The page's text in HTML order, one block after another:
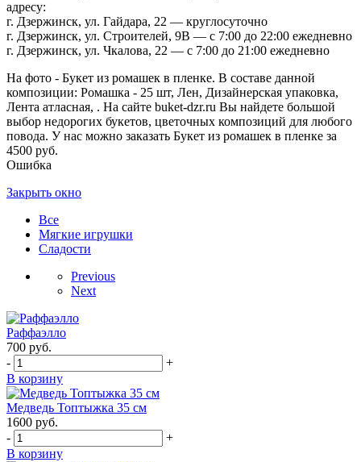
адресу:
г. Дзержинск, ул. Гайдара, 22 — круглосуточно
г. Дзержинск, ул. Строителей, 9В — с 7:00 до 22:00 ежедневно
г. Дзержинск, ул. Чкалова, 22 — с 7:00 до 21:00 ежедневно
На фото - Букет из ромашек в пленке. В составе данной
композиции: Ромашка - 25 шт, Лен, Дизайнерская упаковка,
Лента атласная, . На сайте buket-dzr.ru Вы найдете большой
выбор недорогих букетов, цветочных композиций для любого
повода. У нас можно заказать Букет из ромашек в пленке за
4500 руб.
Ошибка
Закрыть окно
Все
Мягкие игрушки
Сладости
Previous
Next
Раффаэлло
700 руб.
-
+
В корзину
Медведь Топтыжка 35 см
1600 руб.
-
+
В корзину